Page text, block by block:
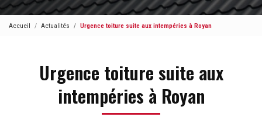
Accueil Actualités Urgence toiture suite aux intempéries à Royan
Urgence toiture suite aux
intempéries à Royan